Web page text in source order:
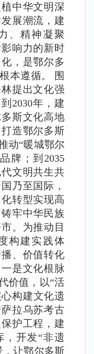
中华文明深
展潮流，建
、精神凝聚
响力的新时
，是鄂尔多
本遵循。 围
提出文化强
2030年，建
斯文化高地
造鄂尔多斯
动“暖城鄂尔
牌；到2035
文明共生共
乃至国际，
转型实现高
牢中华民族
。为推动目
构建实践体
、价值转化
是文化根脉
价值，以“活
构建文化遗
拉乌苏考古
护工程，建
，开发“非遗
，让鄂尔多斯